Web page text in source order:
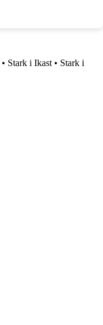
• Stark i Ikast • Stark i